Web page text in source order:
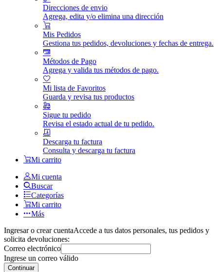
Direcciones de envio
Agrega, edita y/o elimina una dirección
Mis Pedidos
Gestiona tus pedidos, devoluciones y fechas de entrega.
Métodos de Pago
Agrega y valida tus métodos de pago.
Mi lista de Favoritos
Guarda y revisa tus productos
Sigue tu pedido
Revisa el estado actual de tu pedido.
Descarga tu factura
Consulta y descarga tu factura
Mi carrito
Mi cuenta
Buscar
Categorías
Mi carrito
Más
Ingresar o crear cuentaAccede a tus datos personales, tus pedidos y
solicita devoluciones:
Correo electrónico
Ingrese un correo válido
Continuar